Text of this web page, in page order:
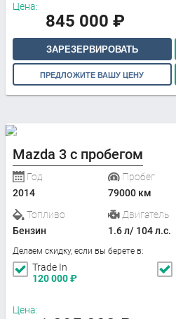
Цена:
845 000 ₽
ЗАРЕЗЕРВИРОВАТЬ
ПРЕДЛОЖИТЕ ВАШУ ЦЕНУ
Mazda 3 с пробегом
Год
2014
Пробег
79000 км
Топливо
Бензин
Двигатель
1.6 л/ 104 л.с.
Делаем скидку, если вы берете в:
Trade In
120 000₽
Цена: